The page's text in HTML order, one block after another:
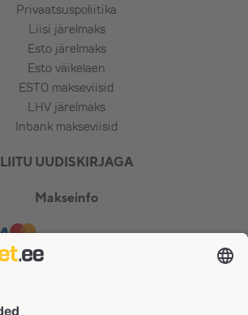
Privaatsuspoliitika
Liisi järelmaks
Esto järelmaks
Esto väikelaen
ESTO makseviisid
LHV järelmaks
Inbank makseviisid
LIITU UUDISKIRJAGA
Makseinfo